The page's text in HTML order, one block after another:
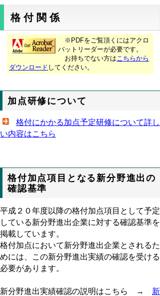
格付関係
※PDFをご覧頂くにはアクロ
バットリーダーが必要です。
お持ちでない方は こちらから
ダウンロード してください。
加点研修について
格付にかかる加点予定研修について詳し
い内容はこちら
格付加点項目となる新分野進出の
確認基準
平成２０年度以降の格付加点項目として予定
している新分野進出企業に対する確認基準を
掲載しています。
格付加点において新分野進出企業とされるた
めには、この新分野進出実績の確認を受ける
必要があります。
新分野進出実績確認の説明はこちら → 新